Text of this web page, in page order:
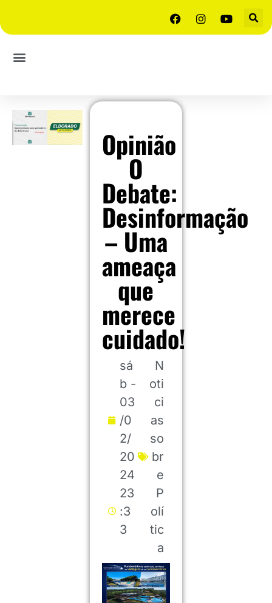
Opinião
O
Debate:
Desinformação
– Uma
ameaça
que
merece
cuidado!
sá
b -
03
/0
2/
20
24
23
:3
3
N
oti
ci
as
so
br
e
P
olí
tic
a